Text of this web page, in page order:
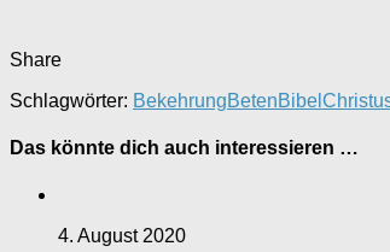
Share
Schlagwörter: BekehrungBetenBibel
Das könnte dich auch interessieren …
4. August 2020